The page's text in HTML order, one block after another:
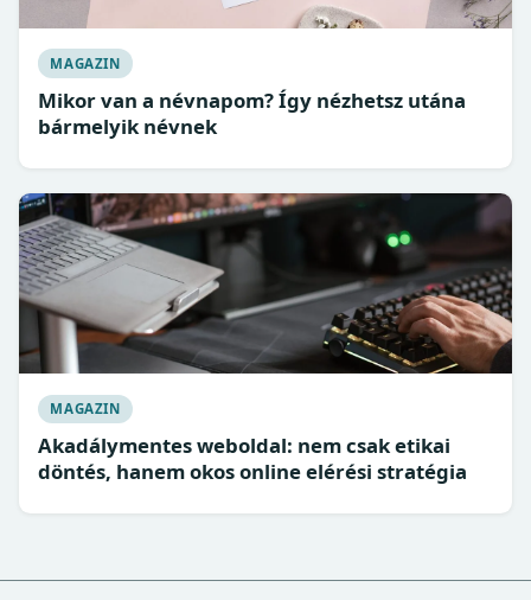
MAGAZIN
Mikor van a névnapom? Így nézhetsz utána
bármelyik névnek
MAGAZIN
Akadálymentes weboldal: nem csak etikai
döntés, hanem okos online elérési stratégia